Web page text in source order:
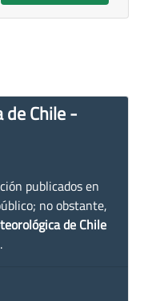
Chile -
publicados en
no obstante,
de Chile